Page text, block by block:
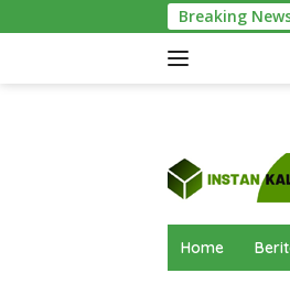
ke
Breaking
1.000 Bibit Mangrove
Home